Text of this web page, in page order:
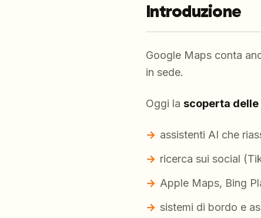
Introduzione
Google Maps conta
in sede.
Oggi la scoperta
assistenti AI che
ricerca sui social
Apple Maps, Bing
sistemi di bordo e